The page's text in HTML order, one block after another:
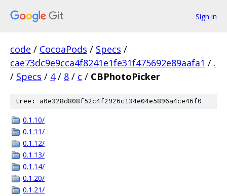
Sign in
code / CocoaPods / Specs /
cae73dc9e9cca4f8241e1fe31f475692e89aafa1 / .
/ Specs / 4 / 8 / c / CBPhotoPicker
tree: a0e328d808f52c4f2926c134e04e5896a4ce46f0
0.1.10/
0.1.11/
0.1.12/
0.1.13/
0.1.14/
0.1.20/
0.1.21/